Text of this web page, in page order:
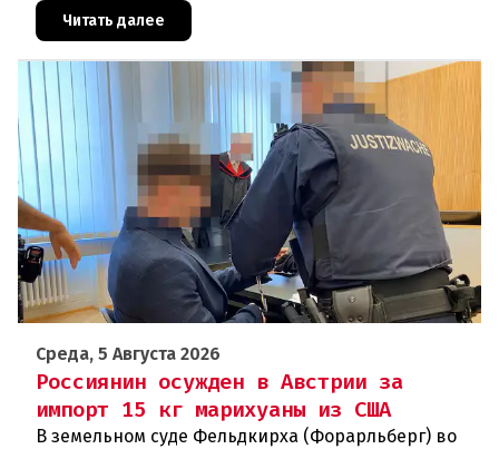
новых столкновений.Что слу
Читать далее
Среда, 5 Августа 2026
Россиянин осужден в Австрии за
импорт 15 кг марихуаны из США
В земельном суде Фельдкирха (Форарльберг) во